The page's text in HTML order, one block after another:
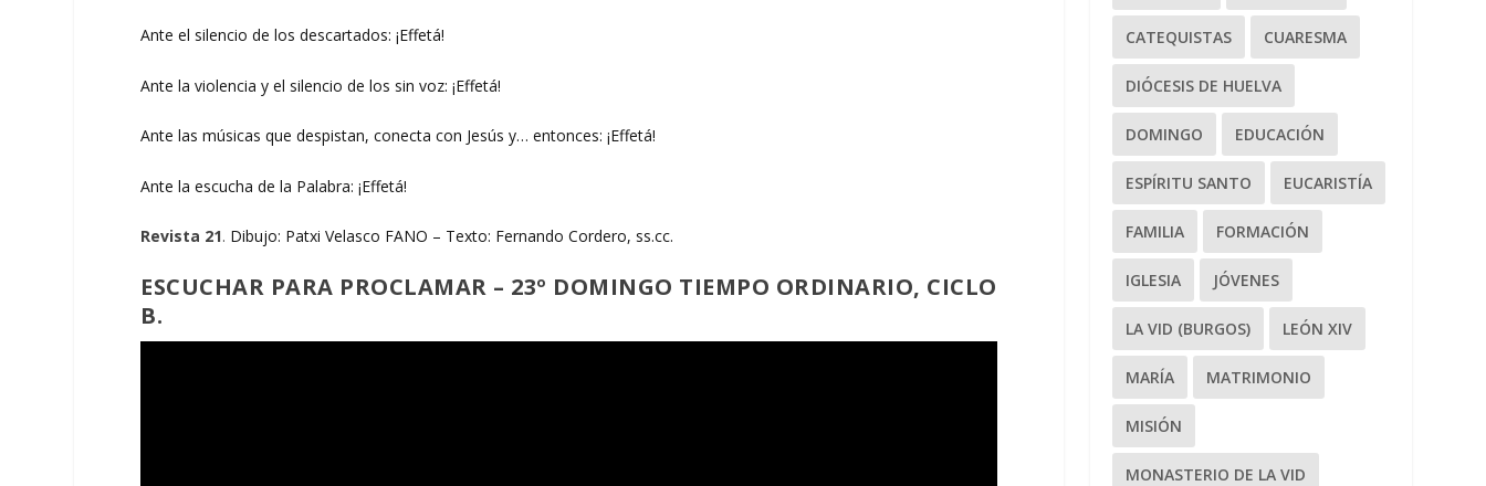
Ante el silencio de los descartados: ¡Effetá!
Ante la violencia y el silencio de los sin voz: ¡Effetá!
Ante las músicas que despistan, conecta con Jesús y… entonces: ¡Effetá!
Ante la escucha de la Palabra: ¡Effetá!
Revista 21. Dibujo: Patxi Velasco FANO – Texto: Fernando Cordero, ss.cc.
ESCUCHAR PARA PROCLAMAR – 23º DOMINGO TIEMPO ORDINARIO, CICLO
B.
CATEQUISTAS CUARESMA
DIÓCESIS DE HUELVA
DOMINGO EDUCACIÓN
ESPÍRITU SANTO EUCARISTÍA
FAMILIA FORMACIÓN
IGLESIA JÓVENES
LA VID (BURGOS) LEÓN XIV
MARÍA MATRIMONIO
MISIÓN
MONASTERIO DE LA VID